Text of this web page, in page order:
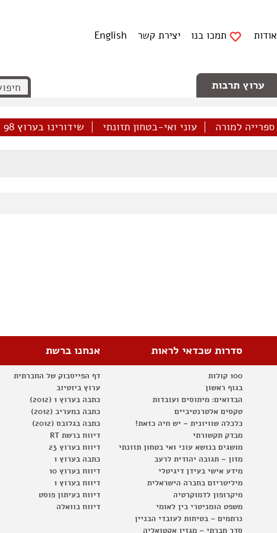
אודות תמכו בנו יצירת קשר English
ערוץ תרבות
ספרייה למורה עוני ואי-בטחון תזונתי שידורינו בערוץ 98
סדרות שכדאי לראות
100 קולות
בגוף ראשון
הבדואים: מיתוסים ועובדות
טקסים אלטרנטיביים
כלכלה שוויונית – יש חיה כזאת!
מבדק תקשורתי
מושגים בנושא עוני ואי בטחון תזונתי
מזון – תגובה יהודית לרעב
מידע אישי בעידן דיגיטלי
מיליטריזם בחברה הישראלית
מיקרופון לדמוקרטיה
משפט הומניטרי בין לאומי
נרתמים – בטיחות לעובדי הבניין
סדר חברתי – מגזין אקטואליה
אנחנו ברשת
דף הפייסבוק של החברתית
ערוץ ביוטיוב
כתבה בערוץ 1 (2012)
כתבה במעריב (2012)
כתבה בגלובס (2012)
דיווח ברשת RT
דיווח בערוץ 23
כתבה בערוץ 1
דיווח בערוץ 10
דיווח בערוץ 1
דיווח בעיתון פוסט
דיווח בוואלה